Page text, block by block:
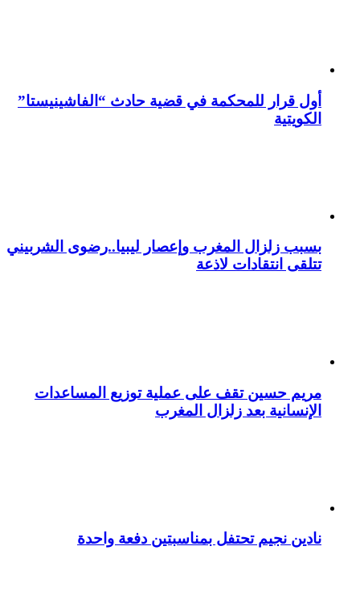
أول قرار للمحكمة في قضية حادث “الفاشينيستا”
الكويتية
بسبب زلزال المغرب وإعصار ليبيا..رضوى الشربيني
تتلقى انتقادات لاذعة
مريم حسين تقف على عملية توزيع المساعدات
الإنسانية بعد زلزال المغرب
نادين نجيم تحتفل بمناسبتين دفعة واحدة